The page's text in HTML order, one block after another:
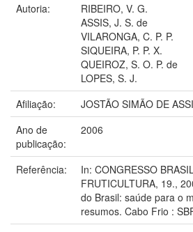
Autoria:
RIBEIRO, V. G.
ASSIS, J. S. de
VILARONGA, C. P. P.
SIQUEIRA, P. P. X.
QUEIROZ, S. O. P. de
LOPES, S. J.
Afiliação:
JOSTÃO SIMÃO DE
Ano de
publicação:
2006
Referência:
In: CONGRESSO
FRUTICULTURA, 19.,
do Brasil: saúde para o
resumos. Cabo Frio :